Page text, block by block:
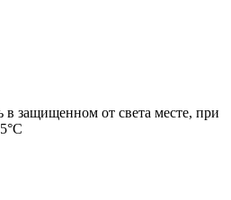
в защищенном от света месте, при